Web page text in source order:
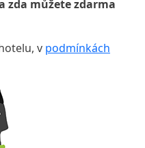
zda můžete zdarma
v podmínkách